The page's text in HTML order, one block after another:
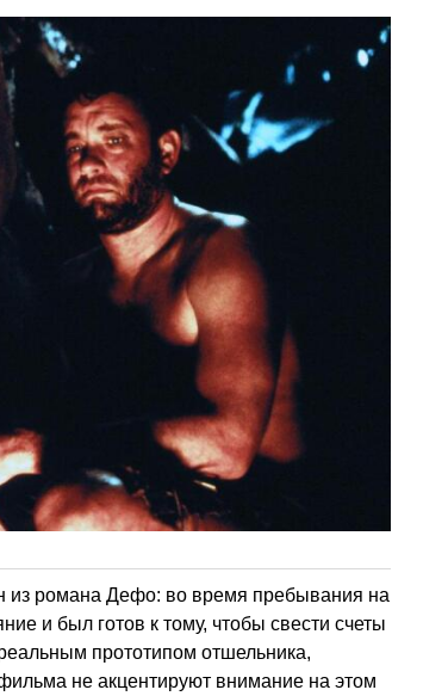
из романа Дефо: во время пребывания на
и был готов к тому, чтобы свести счеты
прототипом отшельника,
не акцентируют внимание на этом